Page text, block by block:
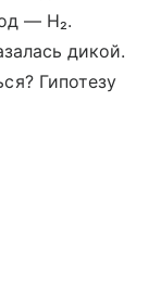
— H₂.
дикой.
Гипотезу